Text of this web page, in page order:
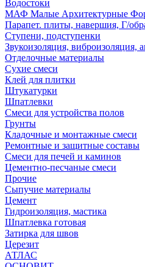
Водостоки
МАФ Малые Архитектурные
Парапет. плиты, навершия, Г/
Ступени, подступенки
Звукоизоляция, виброизоляция,
Отделочные материалы
Сухие смеси
Клей для плитки
Штукатурки
Шпатлевки
Смеси для устройства полов
Грунты
Кладочные и монтажные смеси
Ремонтные и защитные составы
Смеси для печей и каминов
Цементно-песчаные смеси
Прочие
Сыпучие материалы
Цемент
Гидроизоляция, мастика
Шпатлевка готовая
Затирка для швов
Церезит
АТЛАС